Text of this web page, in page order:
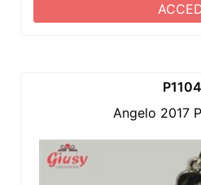
P1104
Angelo 2017